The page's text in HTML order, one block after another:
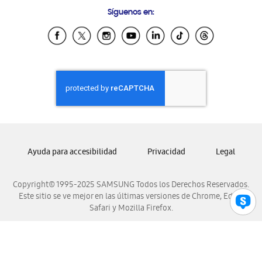
Samsung Ecuador
Samsung El Salvador
Samsung Honduras
Samsung Nicaragua
Samsung Panamá
Samsung Venezuela
Síguenos en:
Copyright© 1995-2025 SAMSUNG Todos los Derechos Reservados.
Este sitio se ve mejor en las últimas versiones de Chrome, Edge,
Safari y Mozilla Firefox.
Ayuda para accesibilidad Privacidad Legal